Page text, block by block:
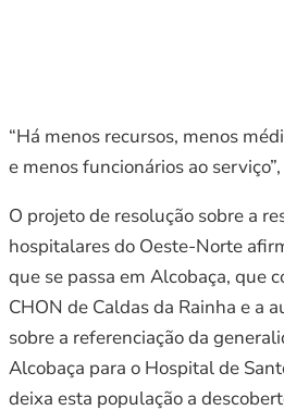
“Há menos recursos, menos
e menos funcionários ao
O projeto de resolução sobre a
hospitalares do Oeste-Norte
que se passa em Alcobaça, que
CHON de Caldas da Rainha e a
sobre a referenciação da
Alcobaça para o Hospital de
deixa esta população a